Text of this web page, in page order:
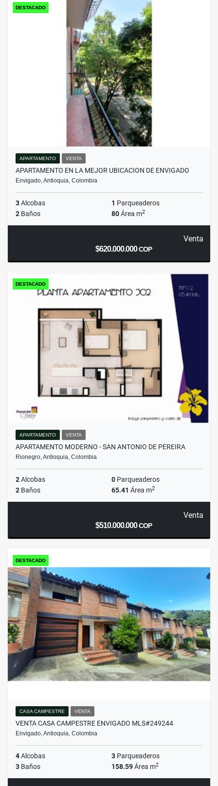
DESTACADO
APARTAMENTO VENTA
APARTAMENTO EN LA MEJOR UBICACION DE ENVIGADO
Envigado, Antioquia, Colombia
3Alcobas 1 Parqueaderos
2 Baños 80Área m2
Venta
$620.000.000COP
DESTACADO
APARTAMENTO VENTA
APARTAMENTO MODERNO - SAN ANTONIO DE PEREIRA
Rionegro, Antioquia, Colombia
2Alcobas 0 Parqueaderos
2 Baños 65.41 Área m2
Venta
$510.000.000COP
DESTACADO
CASA CAMPESTRE VENTA
VENTA CASA CAMPESTRE ENVIGADO MLS#249244
Envigado, Antioquia, Colombia
4Alcobas 3 Parqueaderos
3 Baños 158.59Área m2